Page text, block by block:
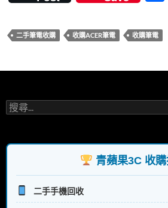
e
b
o
o
itt
er
er
es
t
m
bl
r
e
二手筆電收購 收購ACER筆電 收購筆電
搜
尋
字:
青蘋果3C 收
二手手機回收